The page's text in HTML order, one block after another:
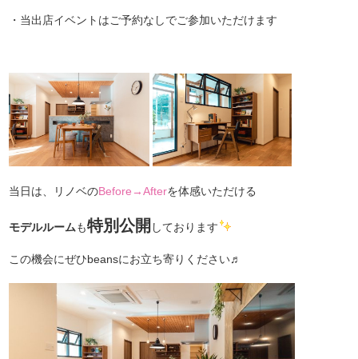
・当出店イベントはご予約なしでご参加いただけます
当日は、リノベのBefore→Afterを体感いただける
モデルルームも特別公開 しております
この機会にぜひbeansにお立ち寄りください♬